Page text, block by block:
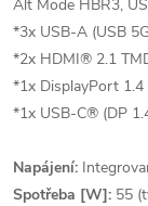
Alt Mode HBR3,
*3x USB-A (USB
*2x HDMI® 2.1
*1x DisplayPort 1.4
*1x USB-C® (DP
Napájení:
Spotřeba [W]: 55